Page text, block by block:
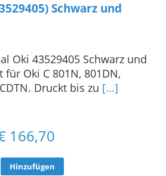
Schwarz und
Oki 43529405 Schwarz und
Oki C 801N, 801DN,
Druckt bis zu [...]
166,70
Hinzufügen